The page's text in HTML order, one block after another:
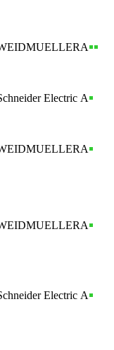
А
Electric А
А
А
Electric А